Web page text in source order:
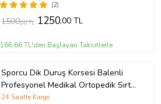
(2)
1500,00 TL 1250,00 TL
166,66 TL'den Başlayan Taksitlerle
Sporcu Dik Duruş Korsesi Balenli
Profesyonel Medikal Ortopedik Sırt
Kamburluk Önleyici Sporcu Korse
24 Saatte Kargo